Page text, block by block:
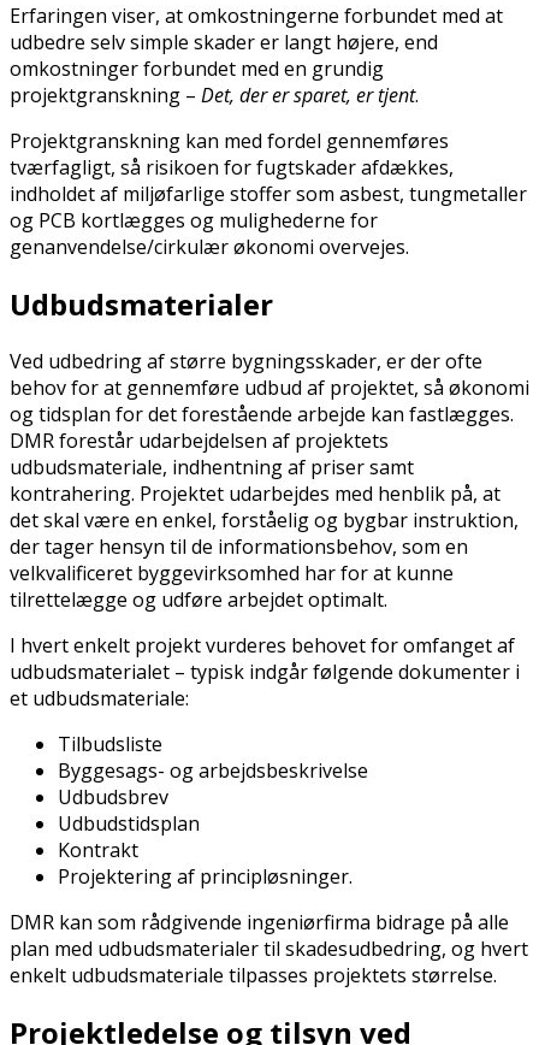
Erfaringen viser, at omkostningerne forbundet med at
udbedre selv simple skader er langt højere, end
omkostninger forbundet med en grundig
projektgranskning – Det, der er sparet, er tjent.
Projektgranskning kan med fordel gennemføres
tværfagligt, så risikoen for fugtskader afdækkes,
indholdet af miljøfarlige stoffer som asbest, tungmetaller
og PCB kortlægges og mulighederne for
genanvendelse/cirkulær økonomi overvejes.
Udbudsmaterialer
Ved udbedring af større bygningsskader, er der ofte
behov for at gennemføre udbud af projektet, så økonomi
og tidsplan for det forestående arbejde kan fastlægges.
DMR forestår udarbejdelsen af projektets
udbudsmateriale, indhentning af priser samt
kontrahering. Projektet udarbejdes med henblik på, at
det skal være en enkel, forståelig og bygbar instruktion,
der tager hensyn til de informationsbehov, som en
velkvalificeret byggevirksomhed har for at kunne
tilrettelægge og udføre arbejdet optimalt.
I hvert enkelt projekt vurderes behovet for omfanget af
udbudsmaterialet – typisk indgår følgende dokumenter i
et udbudsmateriale:
Tilbudsliste
Byggesags- og arbejdsbeskrivelse
Udbudsbrev
Udbudstidsplan
Kontrakt
Projektering af principløsninger.
DMR kan som rådgivende ingeniørfirma bidrage på alle
plan med udbudsmaterialer til skadesudbedring, og hvert
enkelt udbudsmateriale tilpasses projektets størrelse.
Projektledelse og tilsyn ved